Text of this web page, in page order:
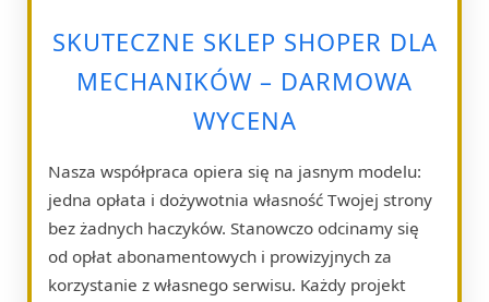
SKUTECZNE SKLEP SHOPER DLA
MECHANIKÓW – DARMOWA
WYCENA
Nasza współpraca opiera się na jasnym modelu:
jedna opłata i dożywotnia własność Twojej strony
bez żadnych haczyków. Stanowczo odcinamy się
od opłat abonamentowych i prowizyjnych za
korzystanie z własnego serwisu. Każdy projekt